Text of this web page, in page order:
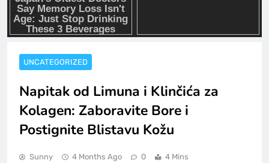
UNCATEGORIZED
Napitak od Limuna i Klinčića za
Kolagen: Zaboravite Bore i
Postignite Blistavu Kožu
Sunny 4 Months Ago 0 4 Mins